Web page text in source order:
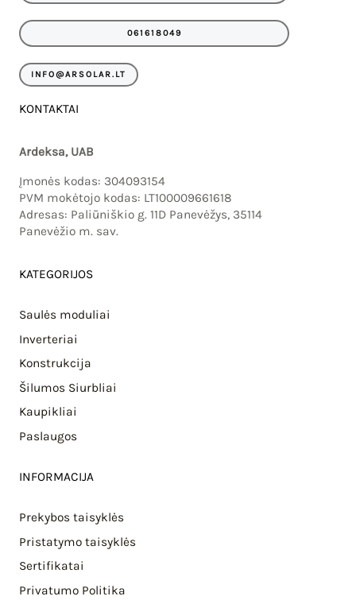
o
r
061618049
INFO@ARSOLAR.LT
KONTAKTAI
Ardeksa, UAB
Įmonės kodas: 304093154
PVM mokėtojo kodas: LT100009661618
Adresas: Paliūniškio g. 11D Panevėžys, 35114
Panevėžio m. sav.
KATEGORIJOS
Saulės moduliai
Inverteriai
Konstrukcija
Šilumos Siurbliai
Kaupikliai
Paslaugos
INFORMACIJA
Prekybos taisyklės
Pristatymo taisyklės
Sertifikatai
Privatumo Politika